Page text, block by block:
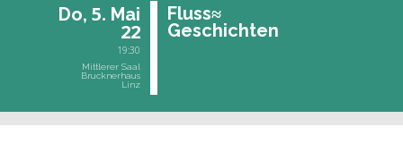
Do, 5. Mai
22
19:30
Mittlerer Saal
Brucknerhaus
Linz
Fluss≈
Ge­schich­ten